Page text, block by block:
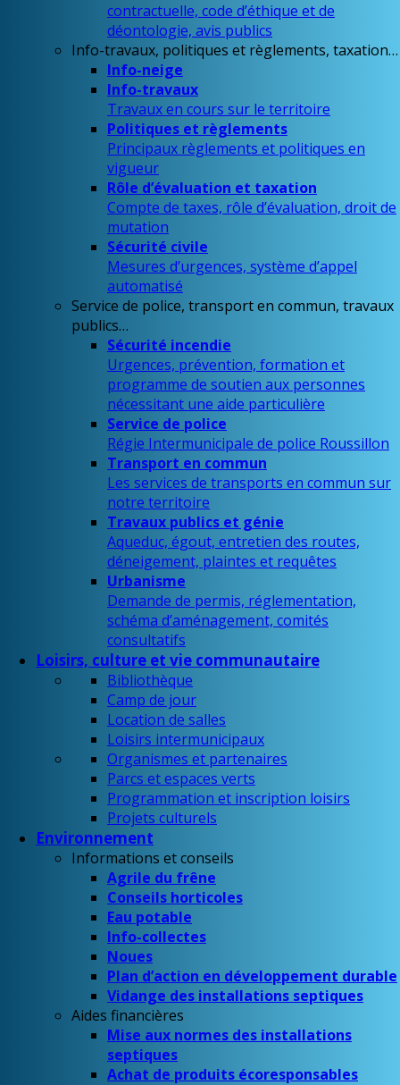
contractuelle, code d’éthique et de
déontologie, avis publics
Info-travaux, politiques et règlements, taxation…
Info-neige
Info-travaux
Travaux en cours sur le territoire
Politiques et règlements
Principaux règlements et politiques en
vigueur
Rôle d’évaluation et taxation
Compte de taxes, rôle d’évaluation, droit de
mutation
Sécurité civile
Mesures d’urgences, système d’appel
automatisé
Service de police, transport en commun, travaux
publics…
Sécurité incendie
Urgences, prévention, formation et
programme de soutien aux personnes
nécessitant une aide particulière
Service de police
Régie Intermunicipale de police Roussillon
Transport en commun
Les services de transports en commun sur
notre territoire
Travaux publics et génie
Aqueduc, égout, entretien des routes,
déneigement, plaintes et requêtes
Urbanisme
Demande de permis, réglementation,
schéma d’aménagement, comités
consultatifs
Loisirs, culture et vie communautaire
Bibliothèque
Camp de jour
Location de salles
Loisirs intermunicipaux
Organismes et partenaires
Parcs et espaces verts
Programmation et inscription loisirs
Projets culturels
Environnement
Informations et conseils
Agrile du frêne
Conseils horticoles
Eau potable
Info-collectes
Noues
Plan d’action en développement durable
Vidange des installations septiques
Aides financières
Mise aux normes des installations
septiques
Achat de produits écoresponsables